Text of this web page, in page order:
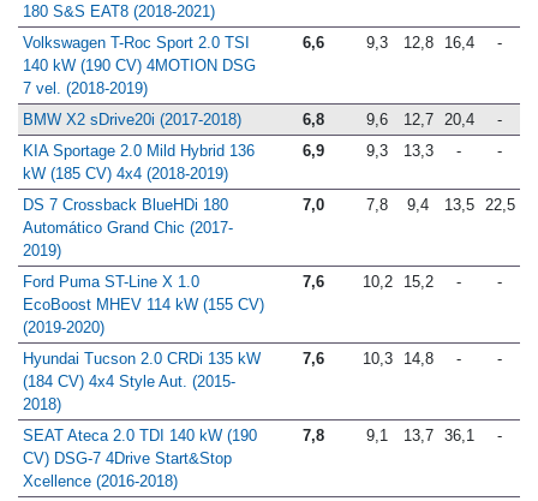
180 S&S EAT8 (2018-2021)
Volkswagen T-Roc Sport 2.0 TSI
140 kW (190 CV) 4MOTION DSG
7 vel. (2018-2019)
6,6 9,3 12,8 16,4 -
BMW X2 sDrive20i (2017-2018) 6,8 9,6 12,7 20,4
-
KIA Sportage 2.0 Mild Hybrid 136
kW (185 CV) 4x4 (2018-2019)
6,9 9,3 13,3 - -
DS 7 Crossback BlueHDi 180
Automático Grand Chic (2017-
2019)
7,0 7,8 9,4 13,5 22,5
Ford Puma ST-Line X 1.0
EcoBoost MHEV 114 kW (155 CV)
(2019-2020)
7,6 10,2 15,2 - -
Hyundai Tucson 2.0 CRDi 135 kW
(184 CV) 4x4 Style Aut. (2015-
2018)
7,6 10,3 14,8 - -
SEAT Ateca 2.0 TDI 140 kW (190
CV) DSG-7 4Drive Start&Stop
Xcellence (2016-2018)
7,8 9,1 13,7 36,1 -